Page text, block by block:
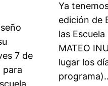
7 de
para
Ya
edición de
las
MATEO
lugar los